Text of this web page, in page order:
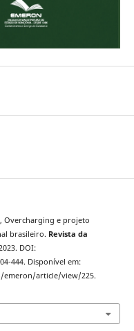
Overcharging e projeto
brasileiro. Revista da
DOI:
444. Disponível em:
article/view/225.